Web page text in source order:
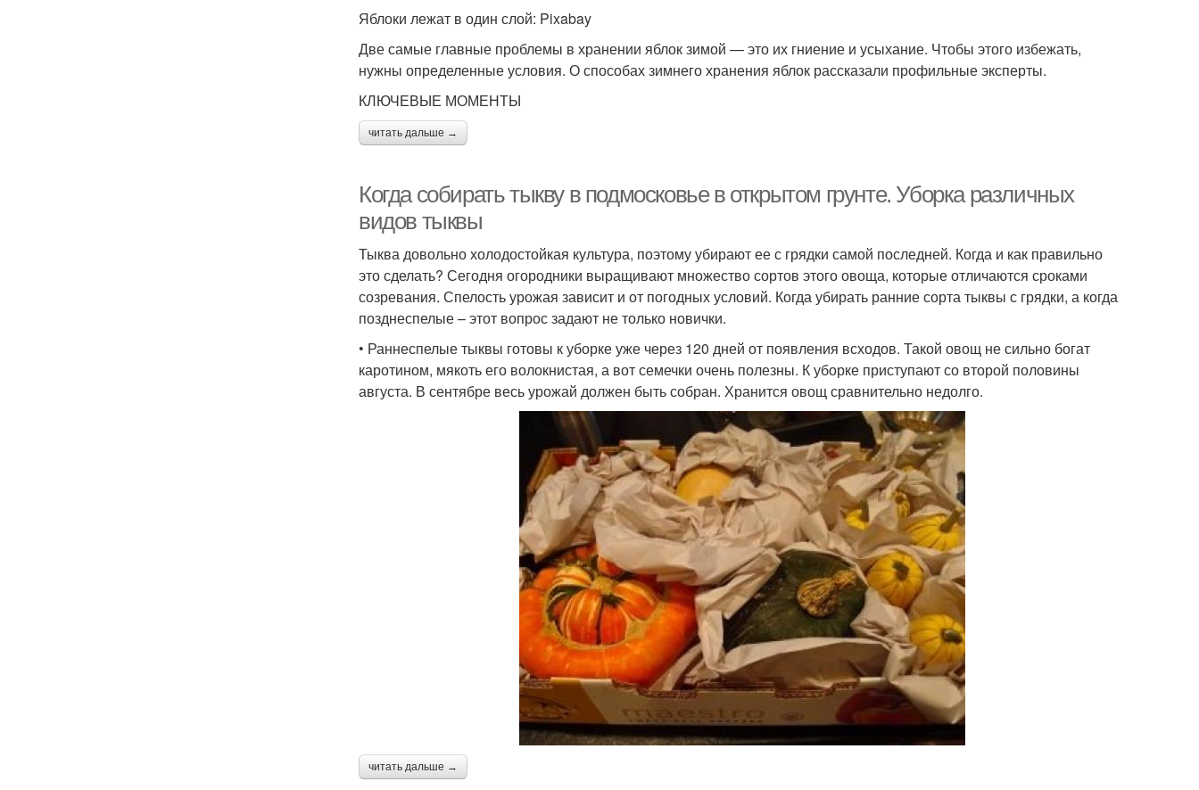
Яблоки лежат в один слой: Pixabay
Две самые главные проблемы в хранении яблок зимой — это их гниение и усыхание. Чтобы этого избежать,
нужны определенные условия. О способах зимнего хранения яблок рассказали профильные эксперты.
КЛЮЧЕВЫЕ МОМЕНТЫ
читать дальше →
Когда собирать тыкву в подмосковье в открытом грунте. Уборка различных
видов тыквы
Тыква довольно холодостойкая культура, поэтому убирают ее с грядки самой последней. Когда и как правильно
это сделать? Сегодня огородники выращивают множество сортов этого овоща, которые отличаются сроками
созревания. Спелость урожая зависит и от погодных условий. Когда убирать ранние сорта тыквы с грядки, а когда
позднеспелые – этот вопрос задают не только новички.
• Раннеспелые тыквы готовы к уборке уже через 120 дней от появления всходов. Такой овощ не сильно богат
каротином, мякоть его волокнистая, а вот семечки очень полезны. К уборке приступают со второй половины
августа. В сентябре весь урожай должен быть собран. Хранится овощ сравнительно недолго.
читать дальше →